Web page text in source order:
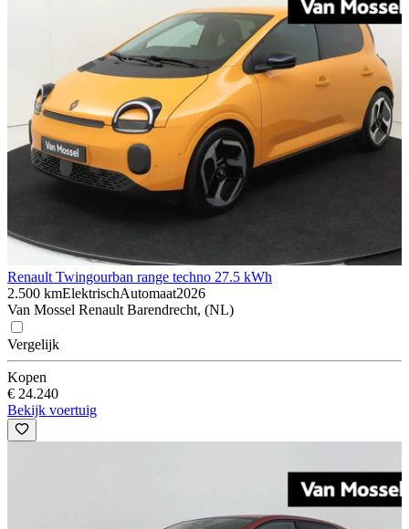
Renault Twingourban range techno 27.5 kWh
2.500 kmElektrischAutomaat2026
Van Mossel Renault Barendrecht, (NL)
Vergelijk
Kopen
€ 24.240
Bekijk voertuig